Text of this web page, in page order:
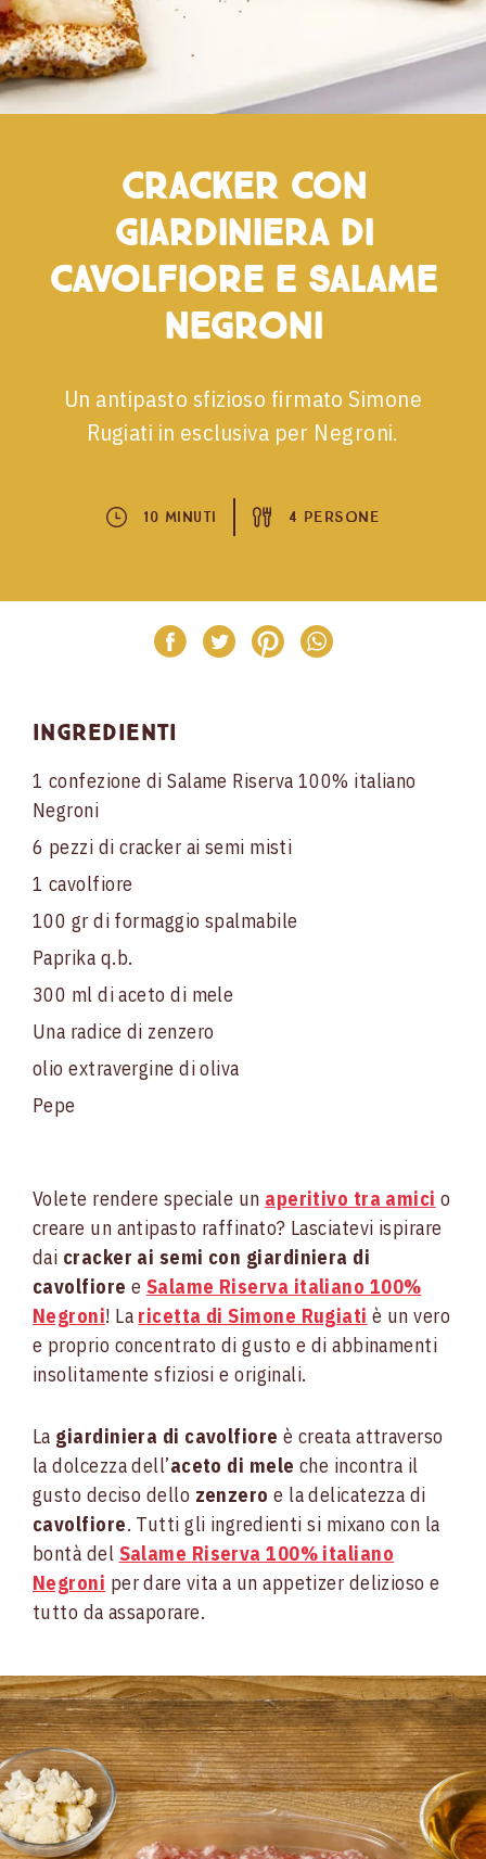
Cracker con
giardiniera di
cavolfiore e Salame
Negroni
Un antipasto sfizioso firmato Simone
Rugiati in esclusiva per Negroni.
10 Minuti 4 Persone
Ingredienti
1 confezione di Salame Riserva 100% italiano
Negroni
6 pezzi di cracker ai semi misti
1 cavolfiore
100 gr di formaggio spalmabile
Paprika q.b.
300 ml di aceto di mele
Una radice di zenzero
olio extravergine di oliva
Pepe
Volete rendere speciale un aperitivo tra amici o
creare un antipasto raffinato? Lasciatevi ispirare
dai cracker ai semi con giardiniera di
cavolfiore e Salame Riserva italiano 100%
Negroni! La ricetta di Simone Rugiati è un vero
e proprio concentrato di gusto e di abbinamenti
insolitamente sfiziosi e originali.
La giardiniera di cavolfiore è creata attraverso
la dolcezza dell’aceto di mele che incontra il
gusto deciso dello zenzero e la delicatezza di
cavolfiore. Tutti gli ingredienti si mixano con la
bontà del Salame Riserva 100% italiano
Negroni per dare vita a un appetizer delizioso e
tutto da assaporare.